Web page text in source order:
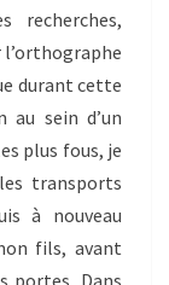
recherches,
l’orthographe
durant cette
au sein d’un
plus fous, je
transports
à nouveau
fils, avant
portes. Dans